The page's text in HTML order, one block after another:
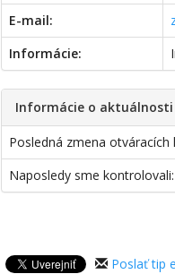
E-mail:
Informácie:
Informácie o
Posledná zmena otváracích
Naposledy sme kontrolovali:
Poslať tip